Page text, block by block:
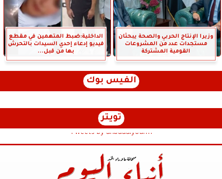
وزيرا الإنتاج الحربي والصحة يبحثان
مستجدات عدد من المشروعات
القومية المشتركة
الداخلية:ضبط المتهمين في مقطع
فيديو إدعاء إحدي السيدات بالتحرش
بها من قبل...
الفيس بوك
تويتر
Tweets by anbaaalyoum1